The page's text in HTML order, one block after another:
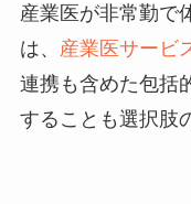
産業医が非常勤で
は、 産業医サービ
連携も含めた包括
することも選択肢